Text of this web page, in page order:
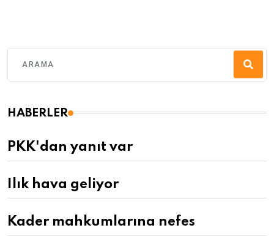
HABERLER
PKK'dan yanıt var
Ilık hava geliyor
Kader mahkumlarına nefes